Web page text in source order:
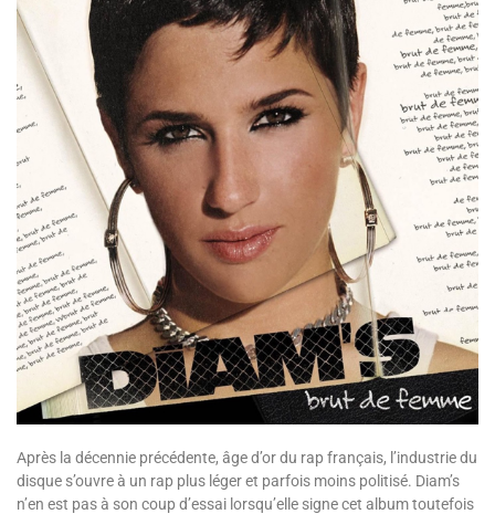
Après la décennie précédente, âge d’or du rap français, l’industrie du
disque s’ouvre à un rap plus léger et parfois moins politisé. Diam’s
n’en est pas à son coup d’essai lorsqu’elle signe cet album toutefois